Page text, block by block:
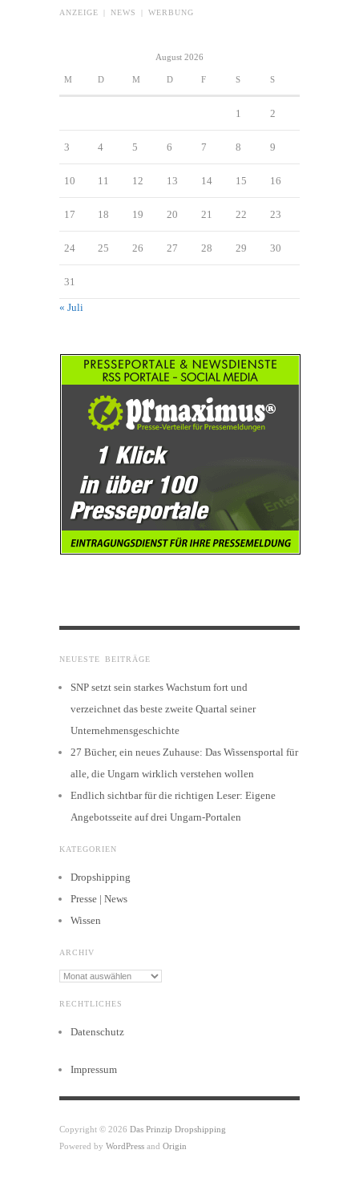
ANZEIGE | NEWS | WERBUNG
August 2026
M D M D F S S
1 2
3 4 5 6 7 8 9
10 11 12 13 14 15 16
17 18 19 20 21 22 23
24 25 26 27 28 29 30
31
« Juli
NEUESTE BEITRÄGE
SNP setzt sein starkes Wachstum fort und
verzeichnet das beste zweite Quartal seiner
Unternehmensgeschichte
27 Bücher, ein neues Zuhause: Das Wissensportal für
alle, die Ungarn wirklich verstehen wollen
Endlich sichtbar für die richtigen Leser: Eigene
Angebotsseite auf drei Ungarn-Portalen
KATEGORIEN
Dropshipping
Presse | News
Wissen
ARCHIV
Archiv
RECHTLICHES
Datenschutz
Impressum
Copyright © 2026 Das Prinzip Dropshipping
Powered by WordPress and Origin